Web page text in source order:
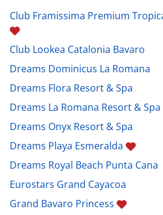
Club Framissima Premium
Club Lookea Catalonia Bavaro
Dreams Dominicus La Romana
Dreams Flora Resort & Spa
Dreams La Romana Resort & Spa
Dreams Onyx Resort & Spa
Dreams Playa Esmeralda
Dreams Royal Beach Punta Cana
Eurostars Grand Cayacoa
Grand Bavaro Princess